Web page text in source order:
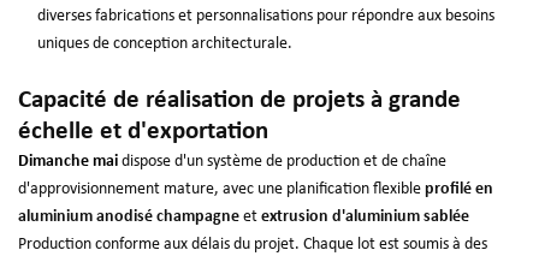
diverses fabrications et personnalisations pour répondre aux besoins
uniques de conception architecturale.
Capacité de réalisation de projets à grande
échelle et d'exportation
Dimanche mai dispose d'un système de production et de chaîne
d'approvisionnement mature, avec une planification flexible profilé en
aluminium anodisé champagne et extrusion d'aluminium sablée
Production conforme aux délais du projet. Chaque lot est soumis à des